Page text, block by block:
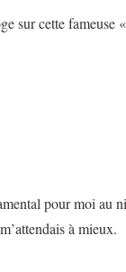
sur cette
pour moi au
à mieux.